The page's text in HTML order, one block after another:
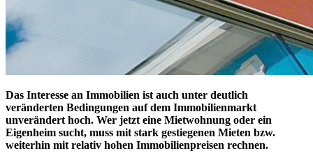
Das Interesse an Immobilien ist auch unter deutlich
veränderten Bedingungen auf dem Immobilienmarkt
unverändert hoch. Wer jetzt eine Mietwohnung oder ein
Eigenheim sucht, muss mit stark gestiegenen Mieten bzw.
weiterhin mit relativ hohen Immobilienpreisen rechnen.